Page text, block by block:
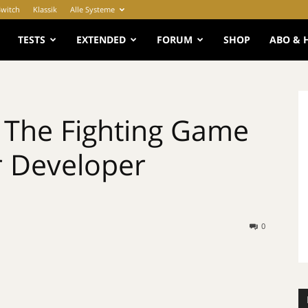
Klassik Alle Systeme
TESTS EXTENDED FORUM SHOP ABO &
Fighting Game
0